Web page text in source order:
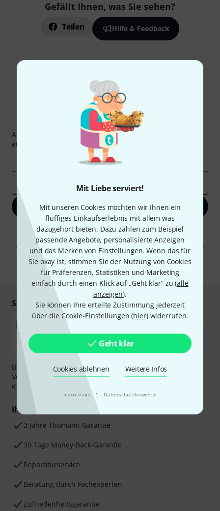
Mit Liebe serviert!
Mit unseren Cookies möchten wir Ihnen ein
fluffiges Einkaufserlebnis mit allem was
dazugehört bieten. Dazu zählen zum Beispiel
passende Angebote, personalisierte Anzeigen
und das Merken von Einstellungen. Wenn das für
Sie okay ist, stimmen Sie der Nutzung von Cookies
für Präferenzen, Statistiken und Marketing
einfach durch einen Klick auf „Geht klar“ zu (alle
anzeigen).
Sie können Ihre erteilte Zustimmung jederzeit
über die Cookie-Einstellungen (hier) widerrufen.
Geht klar
Cookies ablehnen Weitere Infos
Impressum · Datenschutzhinweise
Gefällt Ihnen, was Sie sehen?
Teilen Hilfe & Feedback
Thomann Newsletter
Abonniere den Thomann Newsletter und gewinne mit
etwas Glück einen von
50 Gutscheinen
Inspirierende Beiträge
Deals
Jetzt anmelden
Mit Klick auf „Jetzt anmelden“ stimmen Sie dem Erhalt von E-Mail-
Werbung und einer Messung des E-Mail-Nutzungsverhaltens zu. Die
Abmeldung ist jederzeit möglich. Weitere Informationen finden Sie in
unserenDatenschutzhinweisen.
* Pflichtfeld
Sicher einkaufen & bezahlen
Bezahlen Sie vertraulich und sicher per Nachnahme,
Vorkasse, PayPal, Amazon Pay,
Klarna Sofort bezahlen
Klarna Ratenzahlung
oder Kreditkarte.
Ihre Vorteile
3 Jahre Thomann Garantie
30 Tage Money-Back-Garantie
Reparaturservice
Beratung durch Fachexperten
Zufriedenheitsgarantie